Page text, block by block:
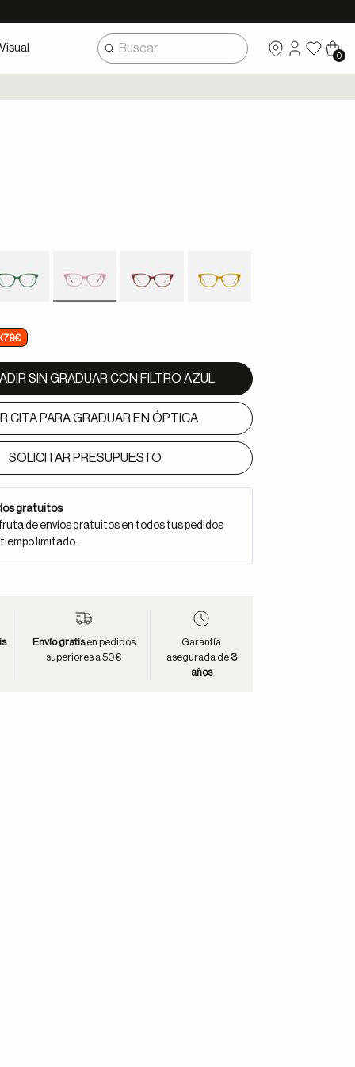
0
SIN GRADUAR CON FILTRO AZUL
CITA PARA GRADUAR EN ÓPTICA
SOLICITAR PRESUPUESTO
gratuitos
de envíos gratuitos en todos tus pedidos
limitado.
Envío gratisen pedidos
superiores a 50€
Garantía
asegurada de 3
años